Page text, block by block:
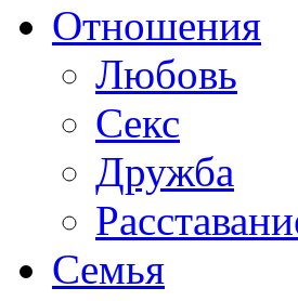
Отношения
Любовь
Секс
Дружба
Семья